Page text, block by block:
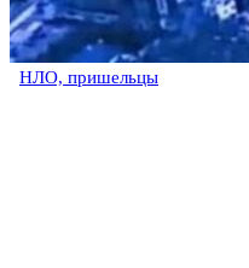
НЛО, пришельцы